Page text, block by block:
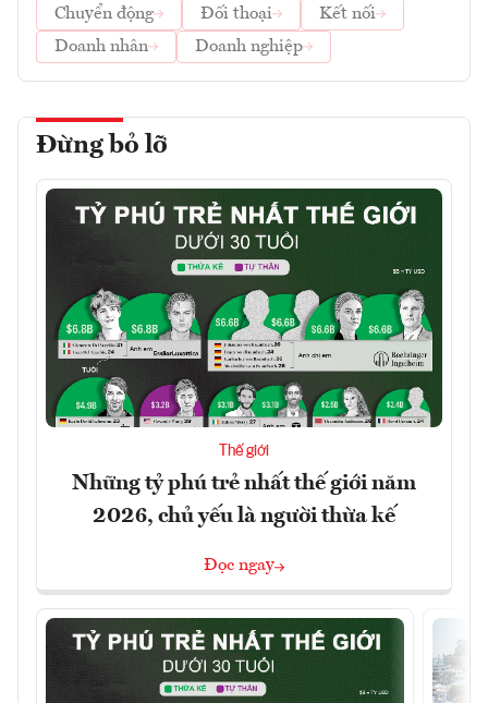
Chuyển động
Đối thoại
Kết nối
Doanh nhân
Doanh nghiệp
Đừng bỏ lỡ
Thế giới
Những tỷ phú trẻ nhất thế giới năm
2026, chủ yếu là người thừa kế
Đọc ngay